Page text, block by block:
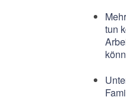
tun